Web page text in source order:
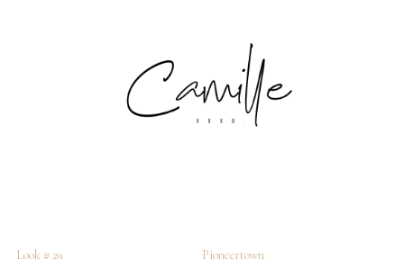
Look # 29 Pioneertown